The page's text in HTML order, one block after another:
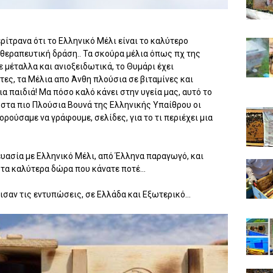
ότι το Ελληνικό Μέλι είναι το καλύτερο
δράση.. Τα σκούρα μέλια όπως πχ της
και ανιοξειδωτικά, το Θυμάρι έχει
τα Μέλια απο Άνθη πλούσια σε βιταμίνες και
παιδιά! Μα πόσο καλό κάνει στην υγεία μας, αυτό το
πιο Πλούσια Βουνά της Ελληνικής Υπαίθρου οι
να γράφουμε, σελίδες, για το τι περιέχει μια
με Ελληνικό Μέλι, από Έλληνα παραγωγό, και
καλύτερα δώρα που κάνατε ποτέ...
τις εντυπώσεις, σε Ελλάδα και Εξωτερικό...